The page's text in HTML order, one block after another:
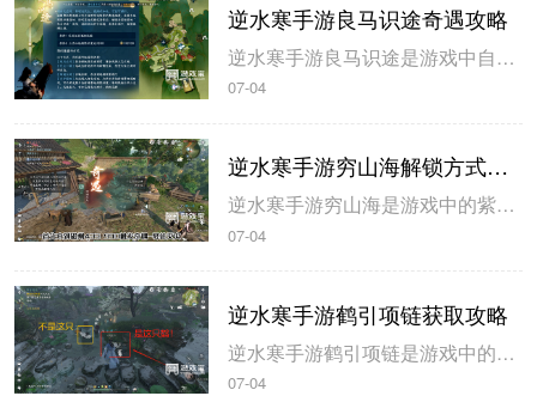
逆水寒手游良马识途奇遇攻略
逆水寒手游良马识途是游戏中自动寻路的奇遇攻略，玩家解锁以后即可开始自动寻路，米葫芦小编带来逆水寒手游良马识途奇遇攻略，一起来看看吧。逆水寒手游良马识途奇遇攻略1、选择将某一张地图的熟识度跑到100%，这里需要不停的做探索小任务和骑马奔跑。地图的熟识度在左下角查看。2、熟识度达到100%后即可触发良...
07-04
逆水寒手游穷山海解锁方式攻略
逆水寒手游穷山海是游戏中的紫色装备，玩家在开服第三天就可以拿到，米葫芦小编带来逆水寒手游穷山海解锁方式攻略，希望可以帮到大家。逆水寒手游穷山海解锁方式攻略1、首先来到磁州433 990触发奇遇-驿站灭火，灭火后，拾取烧火棍。完成奇遇后获得1件穷山海装备和线索。2、前往汴京943 1091对话唐铸。...
07-04
逆水寒手游鹤引项链获取攻略
逆水寒手游鹤引项链是游戏中的55级紫色装备，玩家可以通过不同的坐标完成小游戏获得，米葫芦小编带来逆水寒手游鹤引项链获取攻略，一起来看看吧。逆水寒手游鹤引项链获取攻略1、在山清山完成同样的探索小游戏驭鹤七次即可获得。2、注意这七哥小游戏都是一样的流程，在规定的时间内触碰4朵花即可完成。3、坐标分别在...
07-04